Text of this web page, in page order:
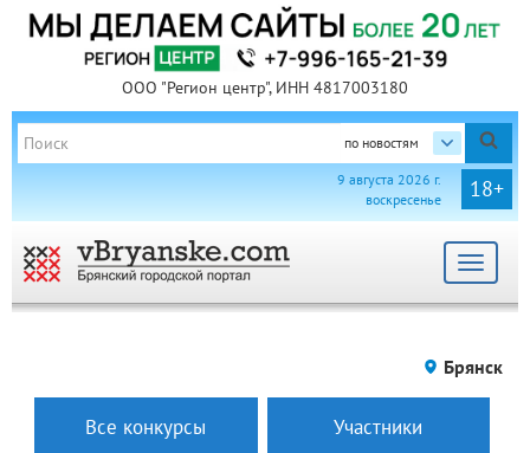
ООО "Регион центр", ИНН 4817003180
по новостям
18+
9 августа 2026 г.
воскресенье
Toggle
Брянск
Все конкурсы Участники